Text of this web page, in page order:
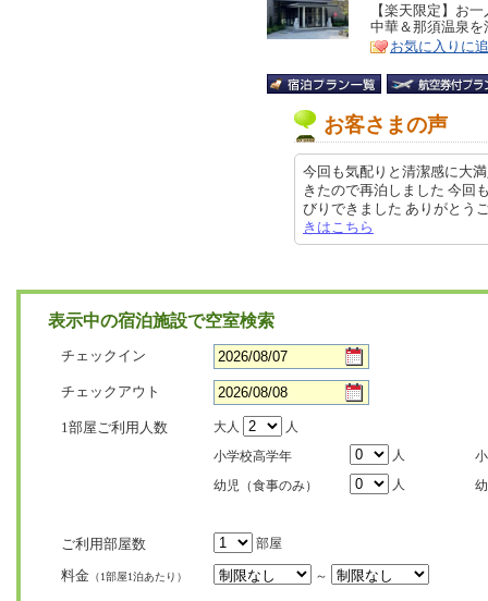
リ
ア
特
徴
【楽天限定】お
中華＆那須温泉
お気に入りに
お客さまの声
今回も気配りと清潔感に大
きたので再泊しました 今回
びりできました ありがと
きはこちら
表示中の宿泊施設で空室検索
チェックイン
チェックアウト
1部屋ご利用人数 大人
人
小学校高学年
人
幼児（食事のみ）
人
ご利用部屋数 部屋
料金 （1部屋1泊あたり） ～